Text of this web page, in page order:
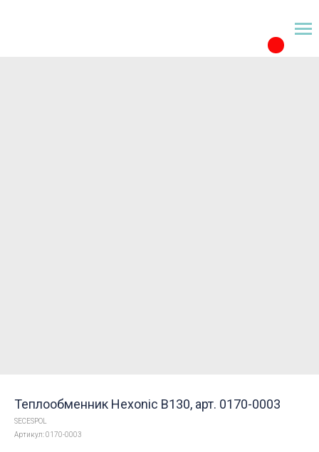
Теплообменник Hexonic B130, арт. 0170-0003
SECESPOL
Артикул:0170-0003